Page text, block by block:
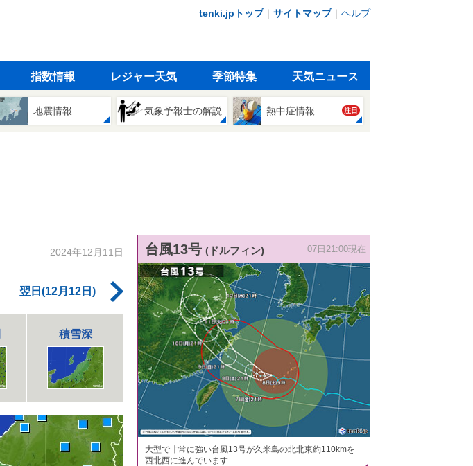
tenki.jpトップ｜ サイトマップ｜ ヘルプ
指数情報 レジャー天気 季節特集 天気ニュース
地震情報 気象予報士の解説 熱中症情報 注目
2024年12月11日
翌日(12月12日)
積雪深
台風13号 (ドルフィン) 07日21:00現在
大型で非常に強い台風13号が久米島の北北東約110kmを
西北西に進んでいます